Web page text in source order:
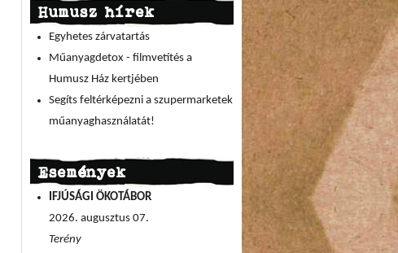
Humusz hírek
Egyhetes zárvatartás
Műanyagdetox - filmvetítés a
Humusz Ház kertjében
Segíts feltérképezni a szupermarketek
műanyaghasználatát!
Események
IFJÚSÁGI ÖKOTÁBOR
2026. augusztus 07.
Terény